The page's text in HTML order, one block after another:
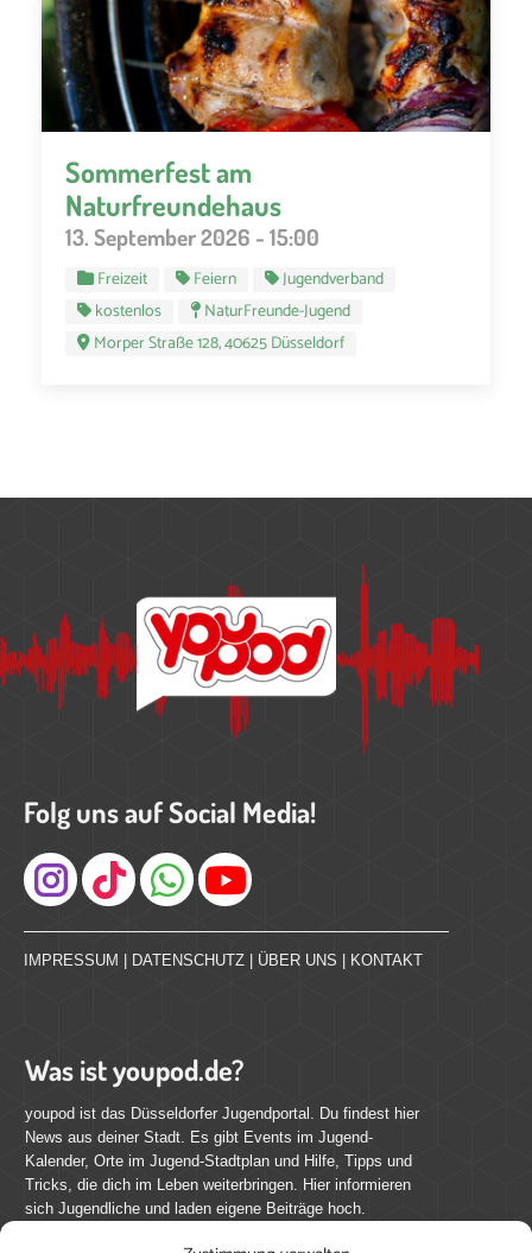
Sommerfest am
Naturfreundehaus
13. September 2026 - 15:00
Freizeit Feiern
Jugendverband
kostenlos
NaturFreunde-Jugend
Morper Straße 128, 40625 Düsseldorf
Folg uns auf Social Media!
Instagram
IMPRESSUM DATENSCHUTZ ÜBER UNS KONTAKT
Was ist youpod.de?
youpod ist das Düsseldorfer Jugendportal. Du findest hier
News aus deiner Stadt. Es gibt Events im Jugend-
Kalender, Orte im Jugend-Stadtplan und Hilfe, Tipps und
Tricks, die dich im Leben weiterbringen. Hier informieren
sich Jugendliche und laden eigene Beiträge hoch.